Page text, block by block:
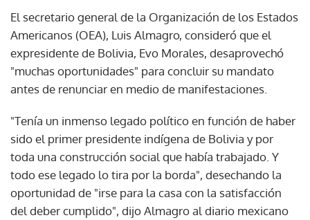
El secretario general de la Organización de los Estados
Americanos (OEA), Luis Almagro, consideró que el
expresidente de Bolivia, Evo Morales, desaprovechó
"muchas oportunidades" para concluir su mandato
antes de renunciar en medio de manifestaciones.
"Tenía un inmenso legado político en función de haber
sido el primer presidente indígena de Bolivia y por
toda una construcción social que había trabajado. Y
todo ese legado lo tira por la borda", desechando la
oportunidad de "irse para la casa con la satisfacción
del deber cumplido", dijo Almagro al diario mexicano